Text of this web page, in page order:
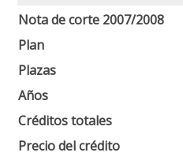
Nota de corte 2007/2008
Plan
Plazas
Años
Créditos totales
Precio del crédito